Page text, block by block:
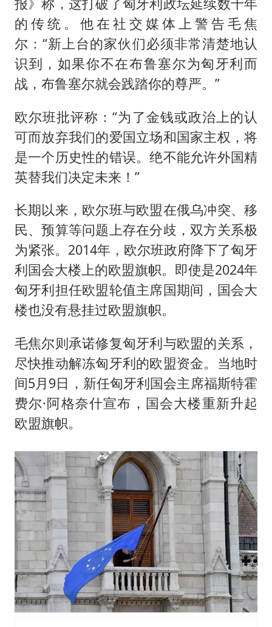
的传统。他在社交媒体上警告毛焦
尔：“新上台的家伙们必须非常清楚地认
识到，如果你不在布鲁塞尔为匈牙利而
战，布鲁塞尔就会践踏你的尊严。”
欧尔班批评称：“为了金钱或政治上的认
可而放弃我们的爱国立场和国家主权，将
是一个历史性的错误。绝不能允许外国精
英替我们决定未来！”
长期以来，欧尔班与欧盟在俄乌冲突、移
民、预算等问题上存在分歧，双方关系极
为紧张。2014年，欧尔班政府降下了匈牙
利国会大楼上的欧盟旗帜。即使是2024年
匈牙利担任欧盟轮值主席国期间，国会大
楼也没有悬挂过欧盟旗帜。
毛焦尔则承诺修复匈牙利与欧盟的关系，
尽快推动解冻匈牙利的欧盟资金。当地时
间5月9日，新任匈牙利国会主席福斯特霍
费尔·阿格奈什宣布，国会大楼重新升起
欧盟旗帜。